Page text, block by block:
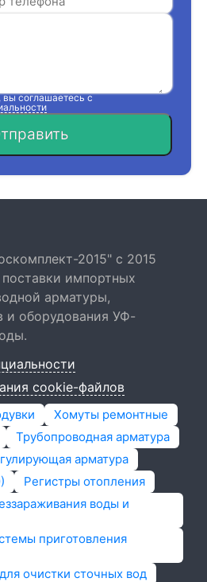
соглашаетесь с
2015" с 2015
импортных
арматуры,
и оборудования УФ-
cookie-файлов
Хомуты ремонтные
Трубопроводная арматура
арматура
Регистры отопления
воды и
приготовления
очистки сточных вод